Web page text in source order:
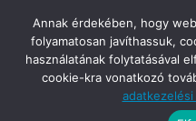
content
2026-
Annak érdekében, hogy
folyamatosan javíthassuk,
használatának folytatásával
cookie-kra vonatkozó